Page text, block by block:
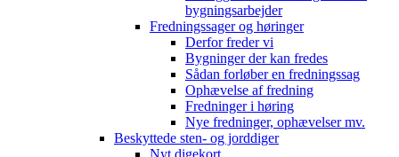
bygningsarbejder
Fredningssager og høringer
Derfor freder vi
Bygninger der kan fredes
Sådan forløber en fredningssag
Ophævelse af fredning
Fredninger i høring
Nye fredninger, ophævelser mv.
Beskyttede sten- og jorddiger
Nyt digekort